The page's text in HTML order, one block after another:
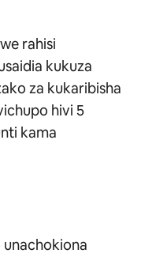
rahisi
kukuza
za kukaribisha
hivi 5
kama